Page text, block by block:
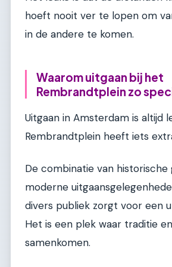
hoeft nooit ver te lopen om
in de andere te komen.
Waarom uitgaan bij het
Rembrandtplein zo
Uitgaan in Amsterdam is altijd
Rembrandtplein heeft iets
De combinatie van historische
moderne
divers publiek zorgt voor een
Het is een plek waar traditie
samenkomen.